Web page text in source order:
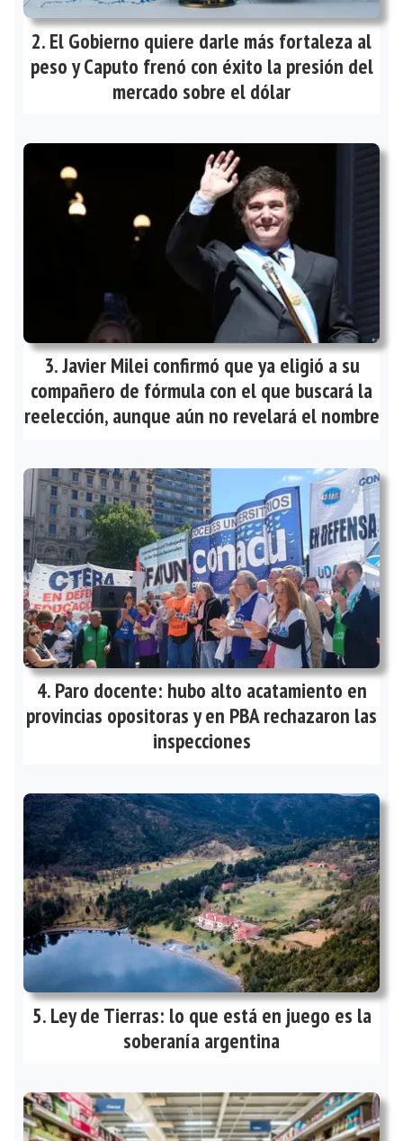
El Gobierno quiere darle más fortaleza al
peso y Caputo frenó con éxito la presión del
mercado sobre el dólar
Javier Milei confirmó que ya eligió a su
compañero de fórmula con el que buscará la
reelección, aunque aún no revelará el nombre
Paro docente: hubo alto acatamiento en
provincias opositoras y en PBA rechazaron las
inspecciones
Ley de Tierras: lo que está en juego es la
soberanía argentina